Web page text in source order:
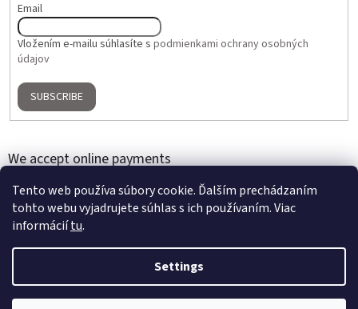
Tento web používa súbory cookie. Ďalším prechádzaním
tohto webu vyjadrujete súhlas s ich používaním. Viac
informáciítu.
Settings
Email
Vložením e-mailu súhlasíte s podmienkami ochrany osobných
údajov
SUBSCRIBE
We accept online payments
Created by Shoptet